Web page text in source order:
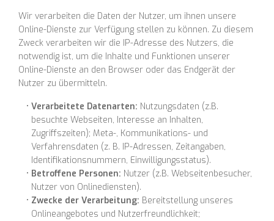
Wir verarbeiten die Daten der Nutzer, um ihnen unsere
Online-Dienste zur Verfügung stellen zu können. Zu diesem
Zweck verarbeiten wir die IP-Adresse des Nutzers, die
notwendig ist, um die Inhalte und Funktionen unserer
Online-Dienste an den Browser oder das Endgerät der
Nutzer zu übermitteln.
Verarbeitete Datenarten: Nutzungsdaten (z.B.
besuchte Webseiten, Interesse an Inhalten,
Zugriffszeiten); Meta-, Kommunikations- und
Verfahrensdaten (z. B. IP-Adressen, Zeitangaben,
Identifikationsnummern, Einwilligungsstatus).
Betroffene Personen: Nutzer (z.B. Webseitenbesucher,
Nutzer von Onlinediensten).
Zwecke der Verarbeitung: Bereitstellung unseres
Onlineangebotes und Nutzerfreundlichkeit;